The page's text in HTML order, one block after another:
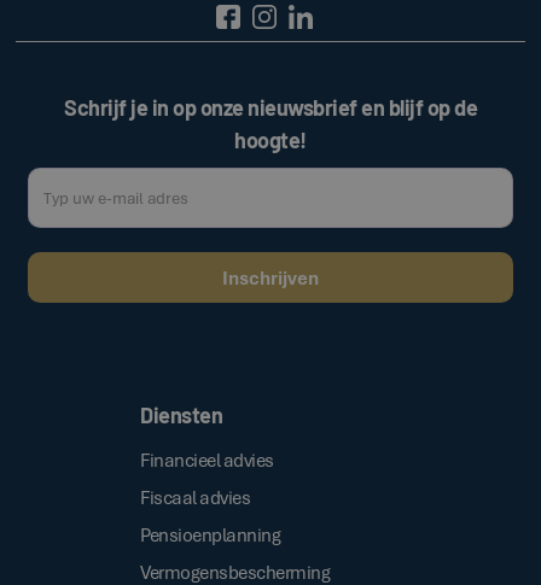
Schrijf je in op onze nieuwsbrief en blijf op de
hoogte!
Diensten
Financieel advies
Fiscaal advies
Pensioenplanning
Vermogensbescherming